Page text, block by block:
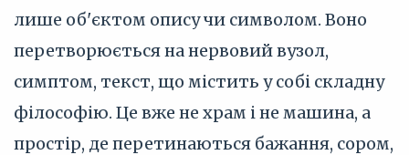
лише об'єктом опису чи символом. Воно
перетворюється на нервовий вузол,
симптом, текст, що містить у собі складну
філософію. Це вже не храм і не машина, а
простір, де перетинаються бажання, сором,